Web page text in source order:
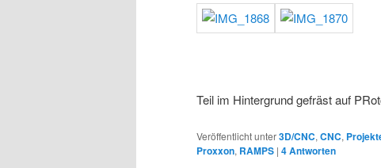
Teil im Hintergrund gefräst auf
Veröffentlicht unter3D/CNC, CNC,
Proxxon, RAMPS | 4Antworten